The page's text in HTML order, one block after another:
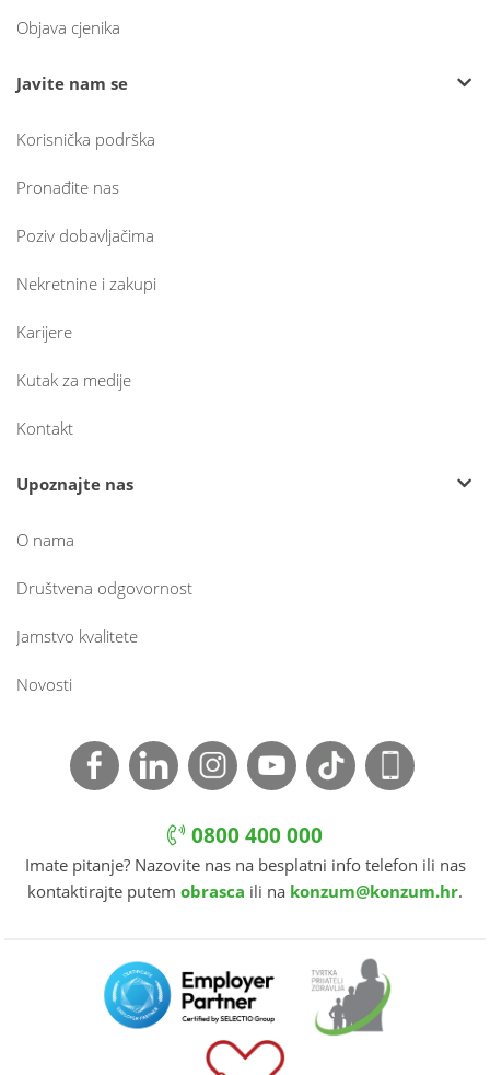
Objava cjenika
Javite nam se
Korisnička podrška
Pronađite nas
Poziv dobavljačima
Nekretnine i zakupi
Karijere
Kutak za medije
Kontakt
Upoznajte nas
O nama
Društvena odgovornost
Jamstvo kvalitete
Novosti
0800 400 000
Imate pitanje? Nazovite nas na besplatni info telefon ili nas
kontaktirajte putem obrasca ili na konzum@konzum.hr.